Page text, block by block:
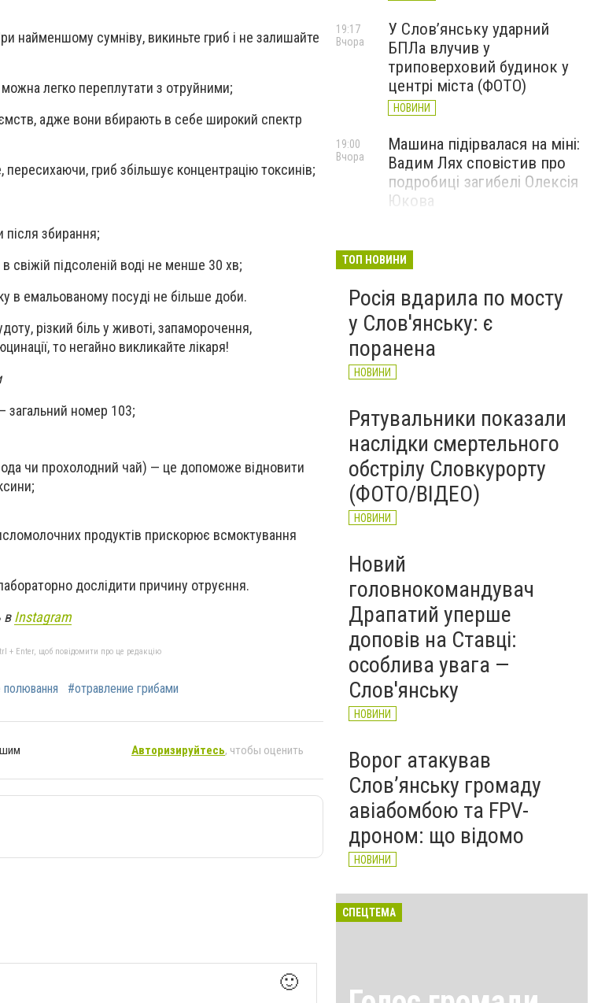
найменшому сумніву, викиньте гриб і не залишайте
можна легко переплутати з отруйними;
адже вони вбирають в себе широкий спектр
гриб збільшує концентрацію токсинів;
після збирання;
свіжій підсоленій воді не менше 30 хв;
в емальованому посуді не більше доби.
різкий біль у животі, запаморочення,
то негайно викликайте лікаря!
загальний номер 103;
чи прохолодний чай) — це допоможе відновити
продуктів прискорює всмоктування
дослідити причину отруєння.
вInstagram
+ Enter, щоб повідомити про це редакцію
полювання #отравление грибами
Авторизируйтесь, чтобы оценить
🙂
У Слов’янську ударний
БПЛа влучив у
триповерховий будинок у
центрі міста (ФОТО)
НОВИНИ
19:17
Вчора
Машина підірвалася на міні:
Вадим Лях сповістив про
подробиці загибелі Олексія
Юкова
19:00
Вчора
У Слов'янську і
водопостачання: що
сталося
17:40
Вчора
ТОП НОВИНИ
Росія вдарила по мосту
у Слов'янську: є
поранена
НОВИНИ
Рятувальники показали
наслідки смертельного
обстрілу Словкурорту
(ФОТО/ВІДЕО)
НОВИНИ
Новий
головнокомандувач
Драпатий уперше
доповів на Ставці:
особлива увага —
Слов'янську
НОВИНИ
Ворог атакував
Слов’янську громаду
авіабомбою та FPV-
дроном: що відомо
НОВИНИ
СПЕЦТЕМА